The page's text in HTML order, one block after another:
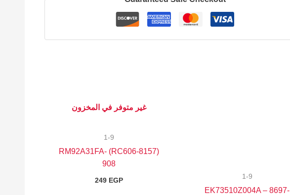
1-9
EK73510Z004A – 8697-
غير متوفر في المخزون
1-9
(8157-RC606) RM92A31FA-
908
249 EGP